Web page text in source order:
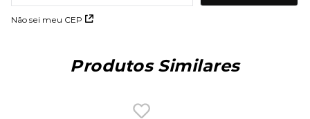
Não sei meu CEP
Produtos Similares